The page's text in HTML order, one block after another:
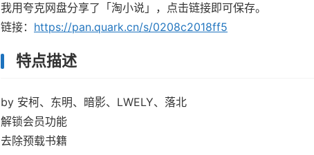
我用夸克网盘分享了「淘小说」，点击链接即可保存。
链接： https://pan.quark.cn/s/0208c2018ff5
特点描述
by 安柯、东明、暗影、LWELY、落北
解锁会员功能
去除预载书籍